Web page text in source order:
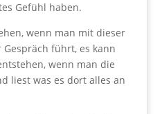
Gefühl haben.
wenn man mit dieser
führt, es kann
wenn man die
liest was es dort alles an